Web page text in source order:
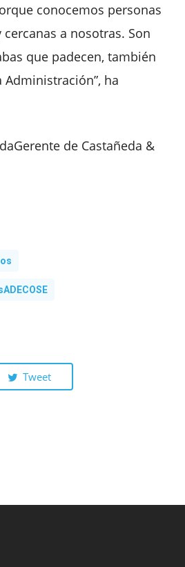
conocemos personas
a nosotras. Son
que padecen, también
ha
Gerente de Castañeda &
Tweet